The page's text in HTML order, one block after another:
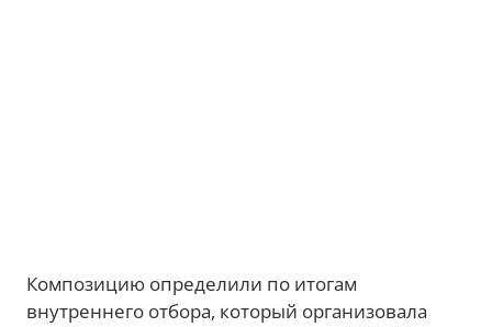
Композицию определили по итогам
внутреннего отбора, который организовала